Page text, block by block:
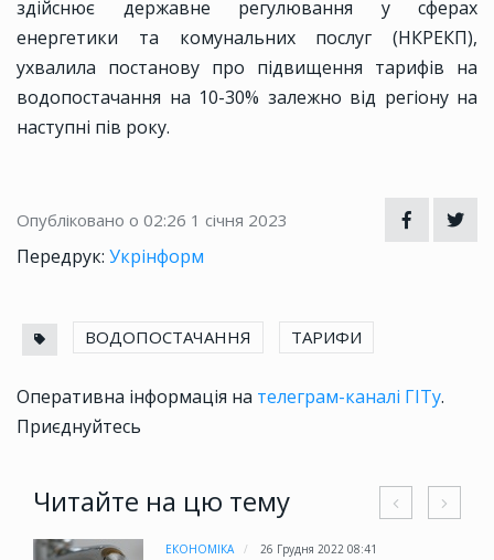
здійснює державне регулювання у сферах
енергетики та комунальних послуг (НКРЕКП),
ухвалила постанову про підвищення тарифів на
водопостачання на 10-30% залежно від регіону на
наступні пів року.
Опубліковано о 02:26 1 січня 2023
Передрук: Укрінформ
ВОДОПОСТАЧАННЯ ТАРИФИ
Оперативна інформація на телеграм-каналі ГІТу.
Приєднуйтесь
Читайте на цю тему
ЕКОНОМІКА 26 Грудня 2022 08:41